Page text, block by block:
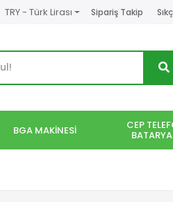
TRY - Türk Lirası Sipariş Takip
BGA MAKİNESİ CEP